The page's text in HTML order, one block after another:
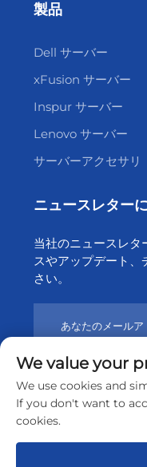
製品
Dell サーバー
xFusion サーバー
Inspur サーバー
Lenovo サーバー
サーバーアクセサリ
ニュースレター
当社のニュースレタ
スやアップデート
さい。
© 2026 深セン天昇クラ
ーポリシー
We value your
We use cookies and
If you don't want to
cookies.